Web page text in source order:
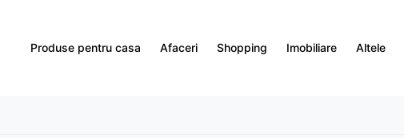
Produse pentru casa Afaceri Shopping Imobiliare Altele